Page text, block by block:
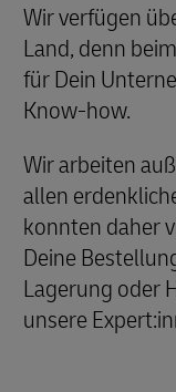
Wir verfügen
Land, denn
für Dein
Know-how.
Wir arbeiten
allen
konnten daher
Deine
Lagerung oder
unsere